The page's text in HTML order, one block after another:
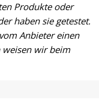
Produkte oder
haben sie getestet.
Anbieter einen
weisen wir beim